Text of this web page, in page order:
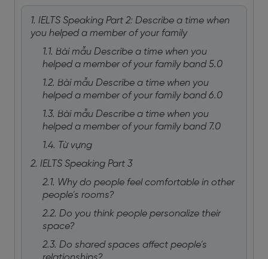
1. IELTS Speaking Part 2: Describe a time when
you helped a member of your family
1.1. Bài mẫu Describe a time when you
helped a member of your family band 5.0
1.2. Bài mẫu Describe a time when you
helped a member of your family band 6.0
1.3. Bài mẫu Describe a time when you
helped a member of your family band 7.0
1.4. Từ vựng
2. IELTS Speaking Part 3
2.1. Why do people feel comfortable in other
people’s rooms?
2.2. Do you think people personalize their
space?
2.3. Do shared spaces affect people’s